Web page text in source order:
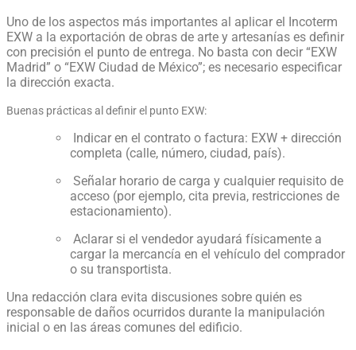
Uno de los aspectos más importantes al aplicar el Incoterm
EXW a la exportación de obras de arte y artesanías es definir
con precisión el punto de entrega. No basta con decir “EXW
Madrid” o “EXW Ciudad de México”; es necesario especificar
la dirección exacta.
Buenas prácticas al definir el punto EXW:
Indicar en el contrato o factura: EXW + dirección
completa (calle, número, ciudad, país).
Señalar horario de carga y cualquier requisito de
acceso (por ejemplo, cita previa, restricciones de
estacionamiento).
Aclarar si el vendedor ayudará físicamente a
cargar la mercancía en el vehículo del comprador
o su transportista.
Una redacción clara evita discusiones sobre quién es
responsable de daños ocurridos durante la manipulación
inicial o en las áreas comunes del edificio.